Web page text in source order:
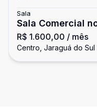
Sala
Sala Comercial
do Sul
R$ 1.600,00 / mês
Centro, Jaraguá do Sul